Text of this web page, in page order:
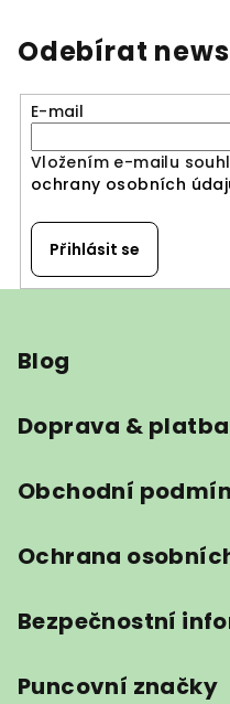
Odebírat
E-mail
Vložením e-mailu
ochrany osobních
Přihlásit se
Blog
Doprava & platba
Obchodní
Ochrana
Bezpečnostní
Puncovní značky